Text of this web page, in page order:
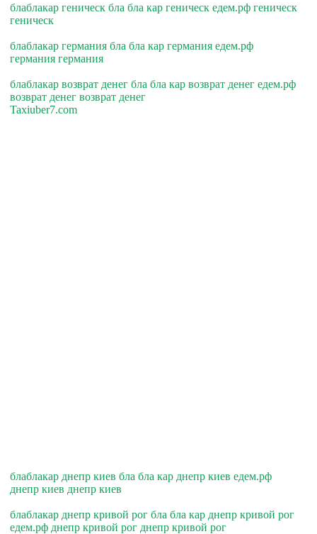
блаблакар геническ бла бла кар геническ едем.рф геническ
геническ
блаблакар германия бла бла кар германия едем.рф
германия германия
блаблакар возврат денег бла бла кар возврат денег едем.рф
возврат денег возврат денег
Taxiuber7.com
блаблакар днепр киев бла бла кар днепр киев едем.рф
днепр киев днепр киев
блаблакар днепр кривой рог бла бла кар днепр кривой рог
едем.рф днепр кривой рог днепр кривой рог